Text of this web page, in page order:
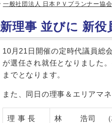
一般社団法人 日本ＰＶプランナー協会
新理事 並びに 新役
10月21日開催の定時代議員総
が選任され就任となりました
までとなります。
また、同日の理事＆エリアマ
理 事 長 林 浩司 （株